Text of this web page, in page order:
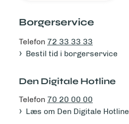
Borgerservice
Telefon 72 33 33 33
Bestil tid i borgerservice
Den Digitale Hotline
Telefon 70 20 00 00
Læs om Den Digitale Hotline